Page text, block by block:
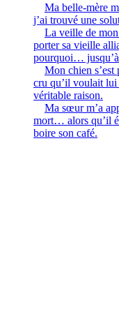
Ma belle-mère
j’ai trouvé une
La veille de mon
porter sa vieille
pourquoi…
Mon chien
cru qu’il voulait lui
véritable raison.
Ma sœur m’a
mort… alors qu’il
boire son café.